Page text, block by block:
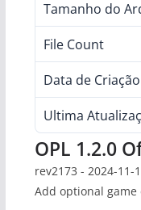
Tamanho do
File Count
Data de Criação
Ultima
OPL 1.2.0
rev2173 - 2024-11-
Add optional game